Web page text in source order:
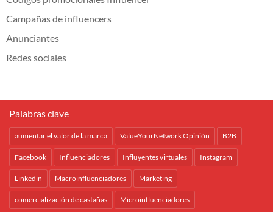
Campañas de influencers
Anunciantes
Redes sociales
Palabras clave
aumentar el valor de la marca ValueYourNetwork Opinión B2B
Facebook Influenciadores Influyentes virtuales Instagram
Linkedin Macroinfluenciadores Marketing
comercialización de castañas Microinfluenciadores